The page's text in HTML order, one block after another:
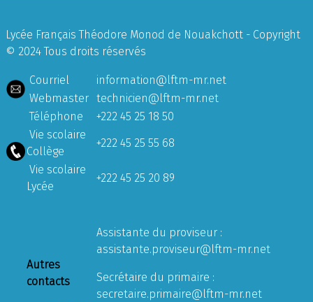
Lycée Français Théodore Monod de Nouakchott - Copyright
© 2024 Tous droits réservés
Courriel
information@lftm-mr.net
Webmaster technicien@lftm-mr.net
Téléphone
+222 45 25 18 50
Vie scolaire
Collège
+222 45 25 55 68
Vie scolaire
Lycée
+222 45 25 20 89
Autres
contacts
Assistante du proviseur :
assistante.proviseur@lftm-mr.net
Secrétaire du primaire :
secretaire.primaire@lftm-mr.net